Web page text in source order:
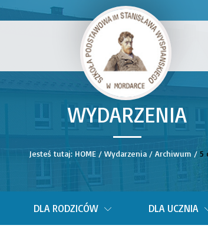
WYDARZENIA
__
Jesteś tutaj: HOME/ Wydarzenia/ Archiwum / 5
DLA RODZICÓW DLA UCZNIA